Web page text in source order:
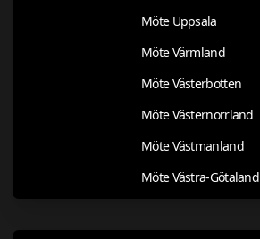
Möte Uppsala
Möte Värmland
Möte Västerbotten
Möte Västernorrland
Möte Västmanland
Möte Västra-Götaland